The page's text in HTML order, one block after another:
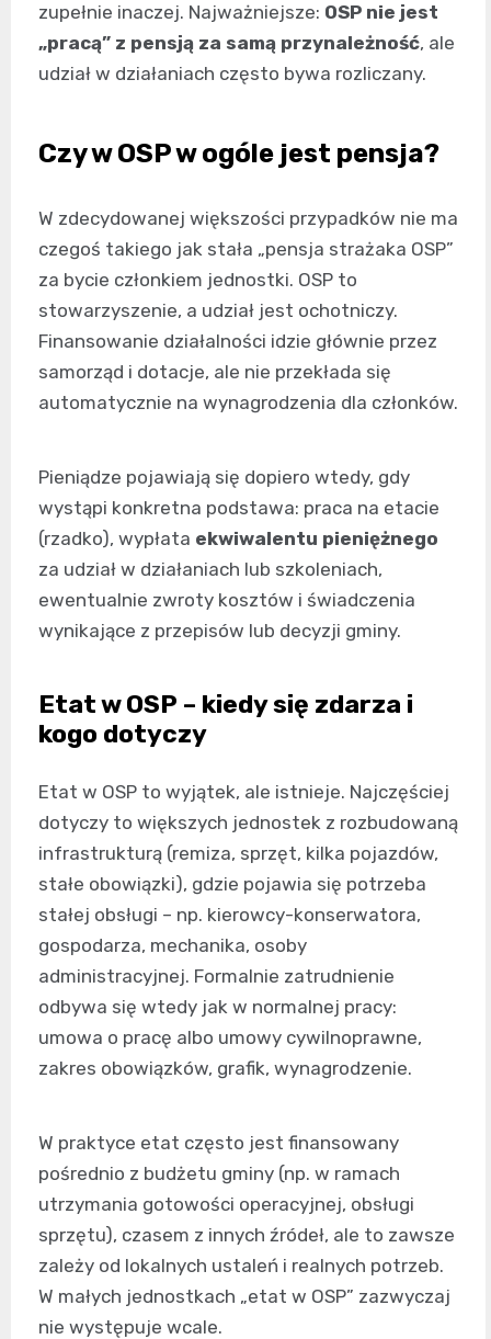
zupełnie inaczej. Najważniejsze: OSP nie jest
„pracą” z pensją za samą przynależność, ale
udział w działaniach często bywa rozliczany.
Czy w OSP w ogóle jest pensja?
W zdecydowanej większości przypadków nie ma
czegoś takiego jak stała „pensja strażaka OSP”
za bycie członkiem jednostki. OSP to
stowarzyszenie, a udział jest ochotniczy.
Finansowanie działalności idzie głównie przez
samorząd i dotacje, ale nie przekłada się
automatycznie na wynagrodzenia dla członków.
Pieniądze pojawiają się dopiero wtedy, gdy
wystąpi konkretna podstawa: praca na etacie
(rzadko), wypłata ekwiwalentu pieniężnego
za udział w działaniach lub szkoleniach,
ewentualnie zwroty kosztów i świadczenia
wynikające z przepisów lub decyzji gminy.
Etat w OSP – kiedy się zdarza i
kogo dotyczy
Etat w OSP to wyjątek, ale istnieje. Najczęściej
dotyczy to większych jednostek z rozbudowaną
infrastrukturą (remiza, sprzęt, kilka pojazdów,
stałe obowiązki), gdzie pojawia się potrzeba
stałej obsługi – np. kierowcy-konserwatora,
gospodarza, mechanika, osoby
administracyjnej. Formalnie zatrudnienie
odbywa się wtedy jak w normalnej pracy:
umowa o pracę albo umowy cywilnoprawne,
zakres obowiązków, grafik, wynagrodzenie.
W praktyce etat często jest finansowany
pośrednio z budżetu gminy (np. w ramach
utrzymania gotowości operacyjnej, obsługi
sprzętu), czasem z innych źródeł, ale to zawsze
zależy od lokalnych ustaleń i realnych potrzeb.
W małych jednostkach „etat w OSP” zazwyczaj
nie występuje wcale.